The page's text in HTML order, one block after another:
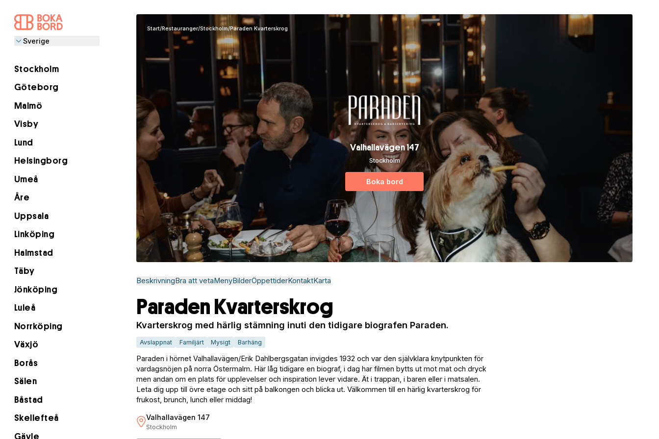
Sverige
Stockholm
Göteborg
Malmö
Visby
Lund
Helsingborg
Umeå
Åre
Uppsala
Linköping
Halmstad
Täby
Jönköping
Luleå
Norrköping
Växjö
Borås
Sälen
Båstad
Skellefteå
Gävle
Start/Restauranger/Stockholm/Paraden Kvarterskrog
Valhallavägen 147
Stockholm
Boka bord
BeskrivningBra att vetaMenyBilderÖppettiderKontaktKarta
Paraden Kvarterskrog
Kvarterskrog med härlig stämning inuti den tidigare biografen Paraden.
Avslappnat Familjärt Mysigt Barhäng
Paraden i hörnet Valhallavägen/Erik Dahlbergsgatan invigdes 1932 och var den självklara knytpunkten för
vardagsnöjen på norra Östermalm. Här låg tidigare en biograf, i dag har filmen bytts ut mot mat och dryck
men andan om en plats för upplevelser och inspiration lever vidare. Ät i trappan, i baren eller i matsalen.
Leta dig upp till övre etage och sitt på balkongen och blicka ut. Välkommen till en härlig kvarterskrog för
frukost, brunch, lunch eller middag!
Valhallavägen 147
Stockholm